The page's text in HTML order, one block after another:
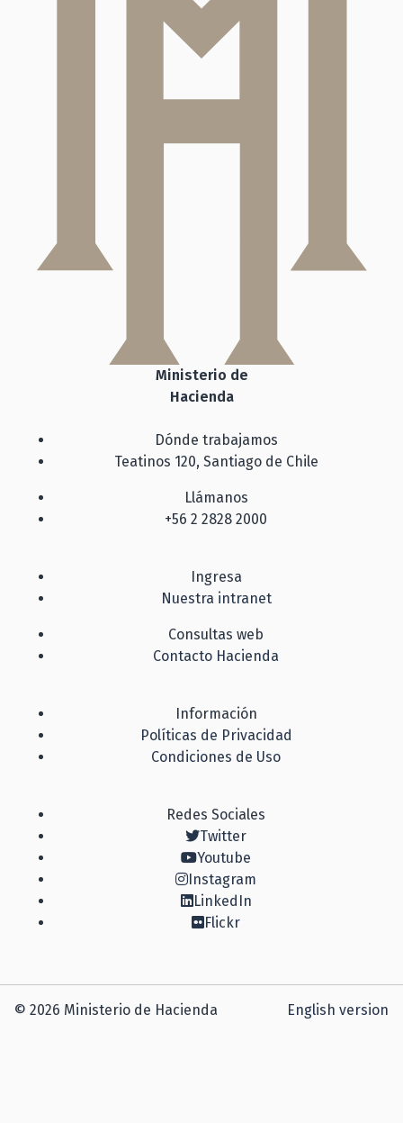
Ministerio de
Hacienda
Dónde trabajamos
Teatinos 120, Santiago de Chile
Llámanos
+56 2 2828 2000
Ingresa
Nuestra intranet
Consultas web
Contacto Hacienda
Información
Políticas de Privacidad
Condiciones de Uso
Redes Sociales
Twitter
Youtube
Instagram
LinkedIn
Flickr
© 2026 Ministerio de Hacienda English version